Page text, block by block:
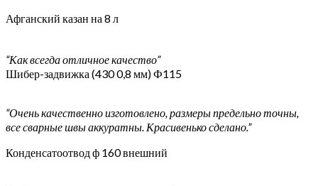
Афганский казан на 8 л
“Как всегда отличное качество”
Шибер-задвижка (430 0,8 мм) Ф115
“Очень качественно изготовлено, размеры предельно точны,
все сварные швы аккуратны. Красивенько сделано.”
Конденсатоотвод ф 160 внешний